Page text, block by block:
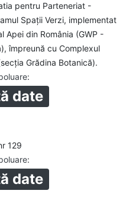
pentru Parteneriat -
Spații Verzi, implementat
Apei din România (GWP -
împreună cu Complexul
Grădina Botanică).
:
date
129
:
date